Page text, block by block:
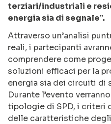
terziari/industriali e
energia sia di segnale”.
Attraverso un’analisi
reali, i partecipanti
comprendere come
soluzioni efficaci per la
energia sia dei circuiti di
Durante l’evento
tipologie di SPD, i criteri
delle caratteristiche